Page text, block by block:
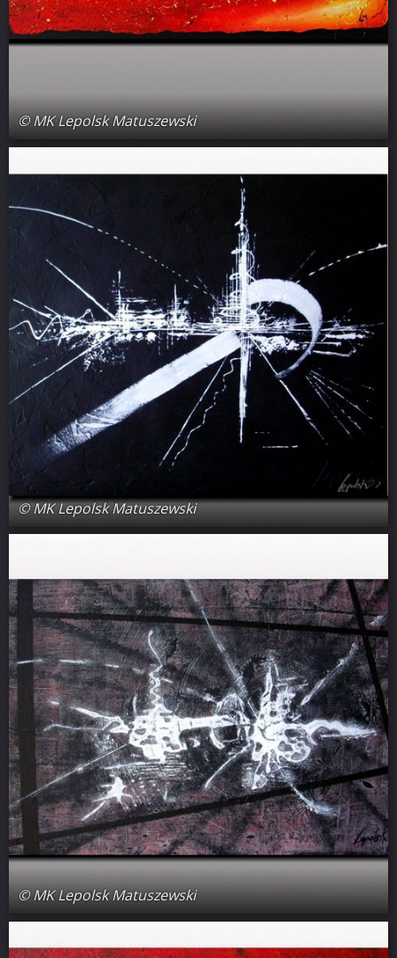
© MK Lepolsk Matuszewski
© MK Lepolsk Matuszewski
© MK Lepolsk Matuszewski